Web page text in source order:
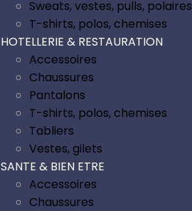
Sweats, vestes, pulls, polaires
T-shirts, polos, chemises
HOTELLERIE & RESTAURATION
Accessoires
Chaussures
Pantalons
T-shirts, polos, chemises
Tabliers
Vestes, gilets
SANTE & BIEN ETRE
Accessoires
Chaussures